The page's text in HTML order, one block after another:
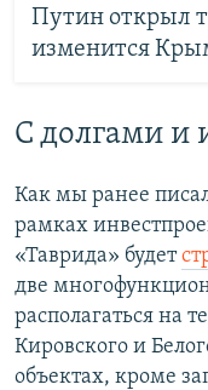
Путин открыл
изменится
С долгами и
Как мы ранее
рамках
«Таврида» будет
две
располагаться на
Кировского и
объектах, кроме